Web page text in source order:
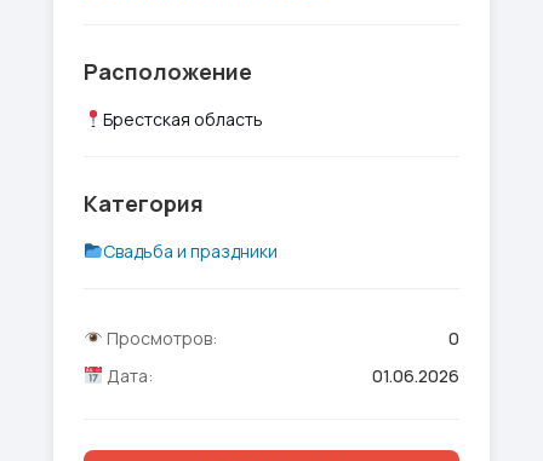
Расположение
Брестская область
Категория
Свадьба и праздники
Просмотров:
0
Дата:
01.06.2026